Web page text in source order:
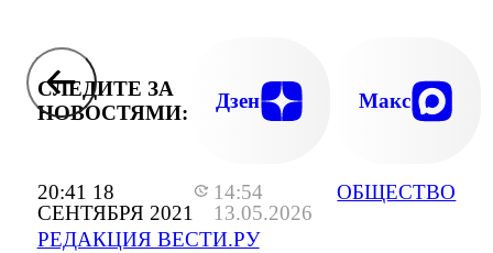
20:41 18
СЕНТЯБРЯ 2021
14:54
13.05.2026
РЕДАКЦИЯ ВЕСТИ.РУ
ОБЩЕСТВО
СЛЕДИТЕ ЗА
НОВОСТЯМИ:
Дзен Макс